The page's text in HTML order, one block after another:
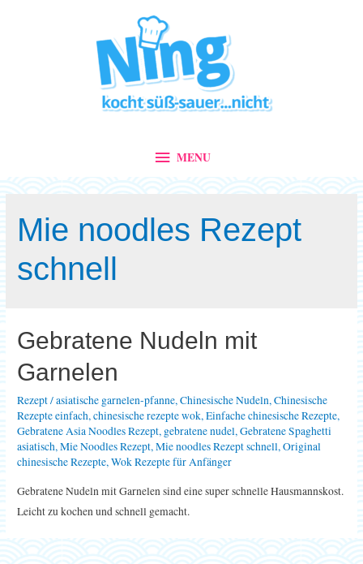
MENU
MENU
Mie noodles Rezept
schnell
Gebratene Nudeln mit
Garnelen
Rezept/asiatische garnelen-pfanne,Chinesische Nudeln,Chinesische
Rezepte einfach,chinesische rezepte wok,Einfache chinesische Rezepte,
Gebratene Asia Noodles Rezept, gebratene nudel,Gebratene Spaghetti
asiatisch,Mie Noodles Rezept,Mie noodles Rezept schnell,Original
chinesische Rezepte,Wok Rezepte für Anfänger
Gebratene Nudeln mit Garnelen sind eine super schnelle Hausmannskost.
Leicht zu kochen und schnell gemacht.